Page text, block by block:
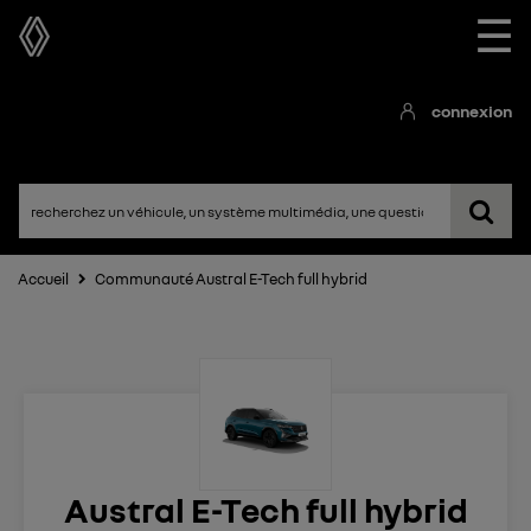
☰
connexion
Accueil Communauté Austral E-Tech full hybrid
Austral E-Tech full hybrid